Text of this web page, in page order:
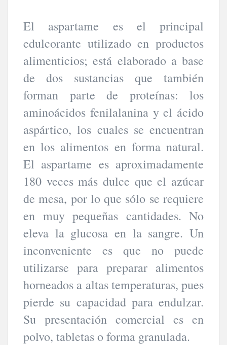
El aspartame es el principal
edulcorante utilizado en productos
alimenticios; está elaborado a base
de dos sustancias que también
forman parte de proteínas: los
aminoácidos fenilalanina y el ácido
aspártico, los cuales se encuentran
en los alimentos en forma natural.
El aspartame es aproximadamente
180 veces más dulce que el azúcar
de mesa, por lo que sólo se requiere
en muy pequeñas cantidades. No
eleva la glucosa en la sangre. Un
inconveniente es que no puede
utilizarse para preparar alimentos
horneados a altas temperaturas, pues
pierde su capacidad para endulzar.
Su presentación comercial es en
polvo, tabletas o forma granulada.